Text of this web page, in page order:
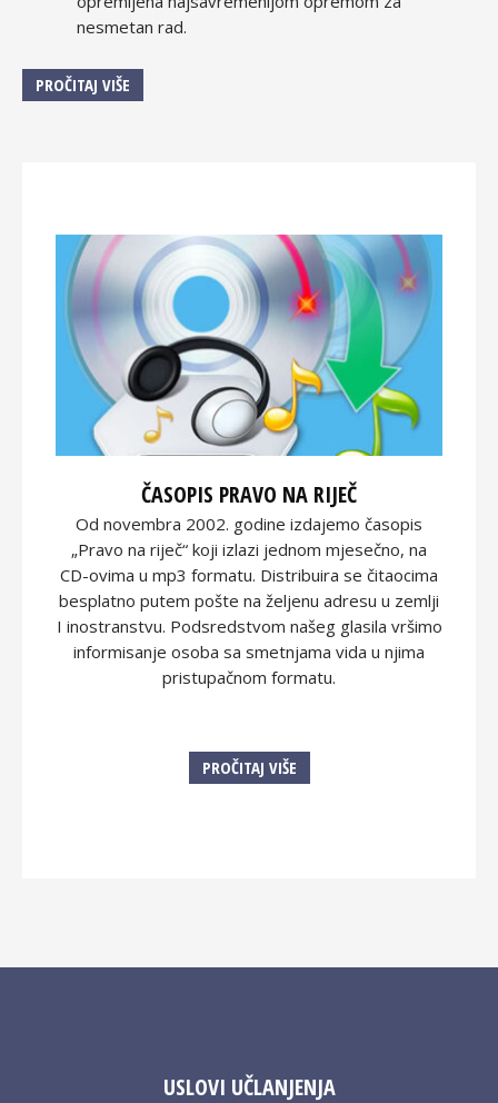
nesmetan rad.
PROČITAJ VIŠE
ČASOPIS PRAVO NA RIJEČ
Od novembra 2002. godine izdajemo časopis
„Pravo na riječ“ koji izlazi jednom mjesečno, na
CD-ovima u mp3 formatu. Distribuira se čitaocima
besplatno putem pošte na željenu adresu u zemlji
I inostranstvu. Podsredstvom našeg glasila vršimo
informisanje osoba sa smetnjama vida u njima
pristupačnom formatu.
PROČITAJ VIŠE
USLOVI UČLANJENJA